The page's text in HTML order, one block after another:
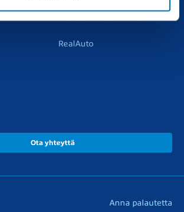
RealAuto
Ota yhteyttä
Anna palautetta